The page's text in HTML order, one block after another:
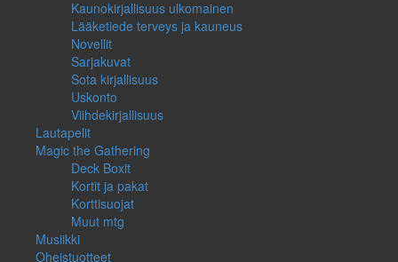
Kaunokirjallisuus ulkomainen
Lääketiede terveys ja kauneus
Novellit
Sarjakuvat
Sota kirjallisuus
Uskonto
Viihdekirjallisuus
Lautapelit
Magic the Gathering
Deck Boxit
Kortit ja pakat
Korttisuojat
Muut mtg
Musiikki
Oheistuotteet